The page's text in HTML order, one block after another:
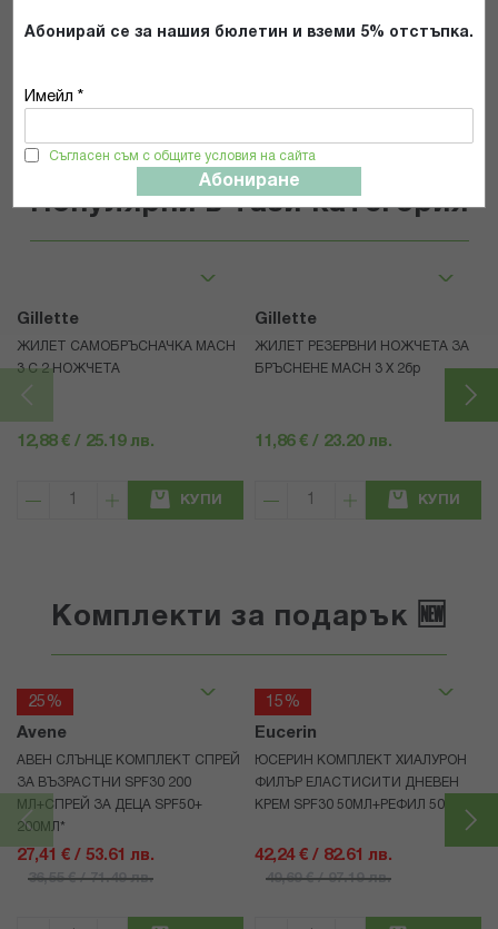
Абонирай се за нашия бюлетин и вземи 5% отстъпка.
Имейл *
Съгласен съм с общите условия на сайта
Абониране
Популярни в тази категория
Gillette
ЖИЛЕТ САМОБРЪСНАЧКА MACH
3 С 2 НОЖЧЕТА
12,88 € / 25.19 лв.
КУПИ
Gillette
ЖИЛЕТ РЕЗЕРВНИ НОЖЧЕТА ЗА
БРЪСНЕНЕ MACH 3 X 2бр
11,86 € / 23.20 лв.
КУПИ
Комплекти за подарък 🆕
25%
Avene
АВЕН СЛЪНЦЕ КОМПЛЕКТ СПРЕЙ
ЗА ВЪЗРАСТНИ SPF30 200
МЛ+СПРЕЙ ЗА ДЕЦА SPF50+
200МЛ*
27,41 € / 53.61 лв.
36,55 € / 71.49 лв.
15%
Eucerin
ЮСЕРИН КОМПЛЕКТ ХИАЛУРОН
ФИЛЪР ЕЛАСТИСИТИ ДНЕВЕН
КРЕМ SPF30 50МЛ+РЕФИЛ 50МЛ
42,24 € / 82.61 лв.
49,69 € / 97.19 лв.